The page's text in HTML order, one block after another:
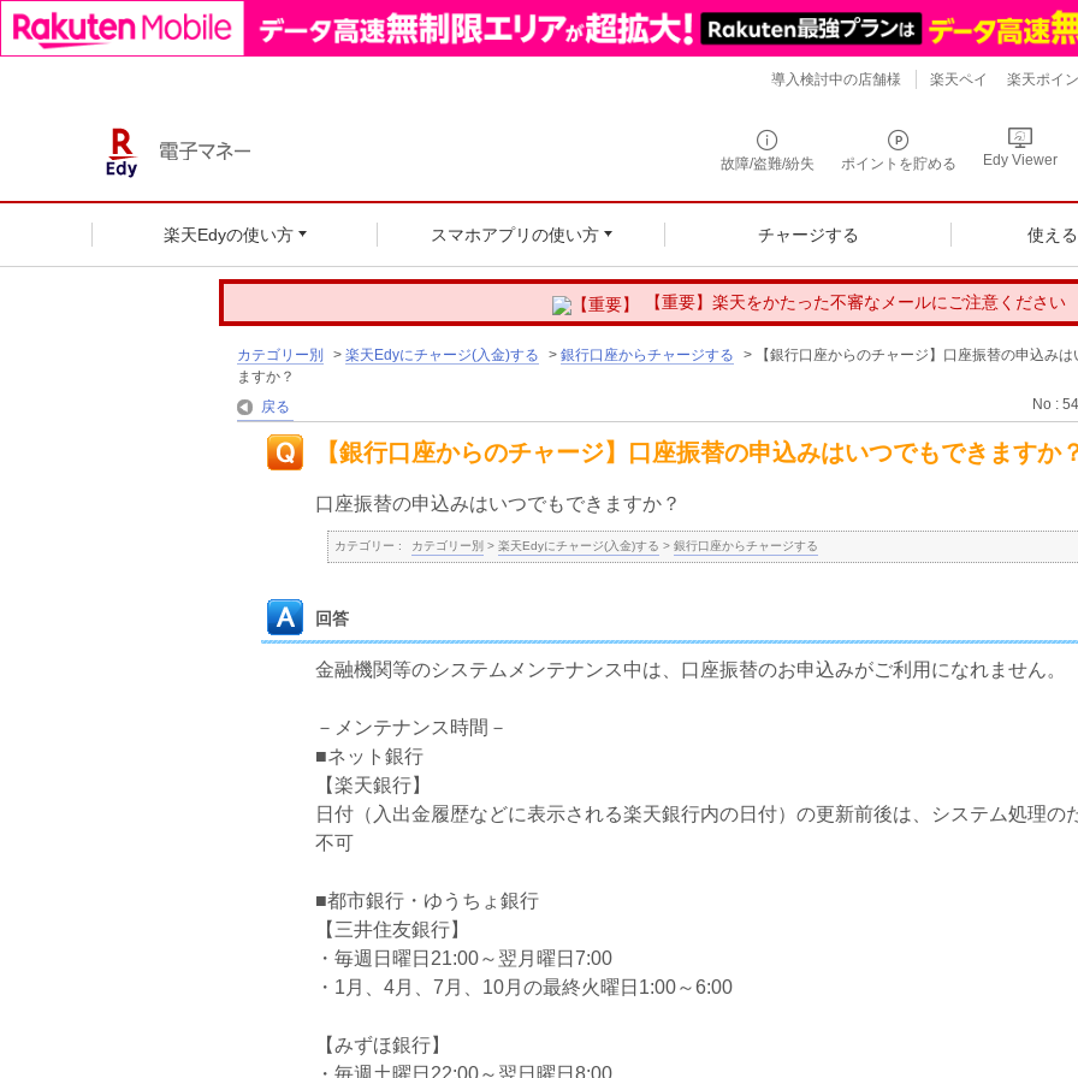
故障/盗難/紛失 ポイントを貯める Edy Viewer
楽天Edyの使い方 スマホアプリの使い方 チャージする 使え
導入検討中の店舗様 楽天ペイ 楽天ポイ
【重要】楽天をかたった不審なメールにご注意ください
カテゴリー別 > 楽天Edyにチャージ(入金)する > 銀行口座からチャージする >
【銀行口座からのチャージ】口座振替の申込みは
ますか？
戻る
No :
【銀行口座からのチャージ】口座振替の申込みはいつでもできますか
口座振替の申込みはいつでもできますか？
カテゴリー : カテゴリー別 > 楽天Edyにチャージ(入金)する > 銀行口座からチャージする
回答
金融機関等のシステムメンテナンス中は、口座振替のお申込みがご利用になれません。
－メンテナンス時間－
■ネット銀行
【楽天銀行】
日付（入出金履歴などに表示される楽天銀行内の日付）の更新前後は、システム処理の
不可
■都市銀行・ゆうちょ銀行
【三井住友銀行】
・毎週日曜日21:00～翌月曜日7:00
・1月、4月、7月、10月の最終火曜日1:00～6:00
【みずほ銀行】
・毎週土曜日22:00～翌日曜日8:00